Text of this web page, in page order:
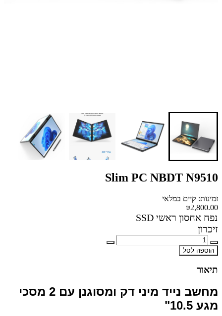
Slim PC NBDT N9510
זמינות: קיים במלאי
₪2,800.00
נפח אחסון ראשי SSD
זיכרון
הוספה לסל
תיאור
מחשב נייד מיני דק ומסוגנן עם 2 מסכי
מגע 10.5"